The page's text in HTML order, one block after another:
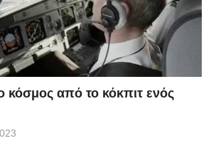
κόσμος από το κόκπιτ ενός